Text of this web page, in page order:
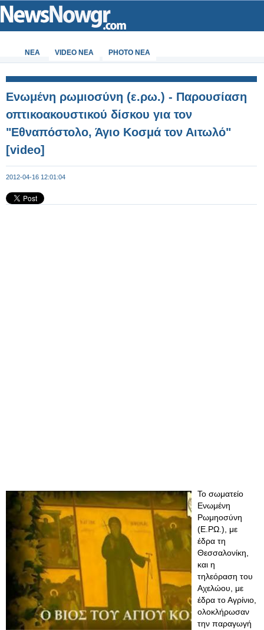
ΝΕΑ VIDEO NEA PHOTO NEA
Ενωμένη ρωμιοσύνη (ε.ρω.) - Παρουσίαση
οπτικοακουστικού δίσκου για τον
"Εθναπόστολο, Άγιο Κοσμά τον Αιτωλό"
[video]
2012-04-16 12:01:04
Το σωματείο
Ενωμένη
Ρωμηοσύνη
(Ε.ΡΩ.), με
έδρα τη
Θεσσαλονίκη,
και η
τηλεόραση του
Αχελώου, με
έδρα το Αγρίνιο,
ολοκλήρωσαν
την παραγωγή